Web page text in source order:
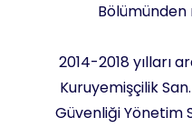
2014-2018 yılları
Kuruyemişçilik
Güvenliği Yönetim